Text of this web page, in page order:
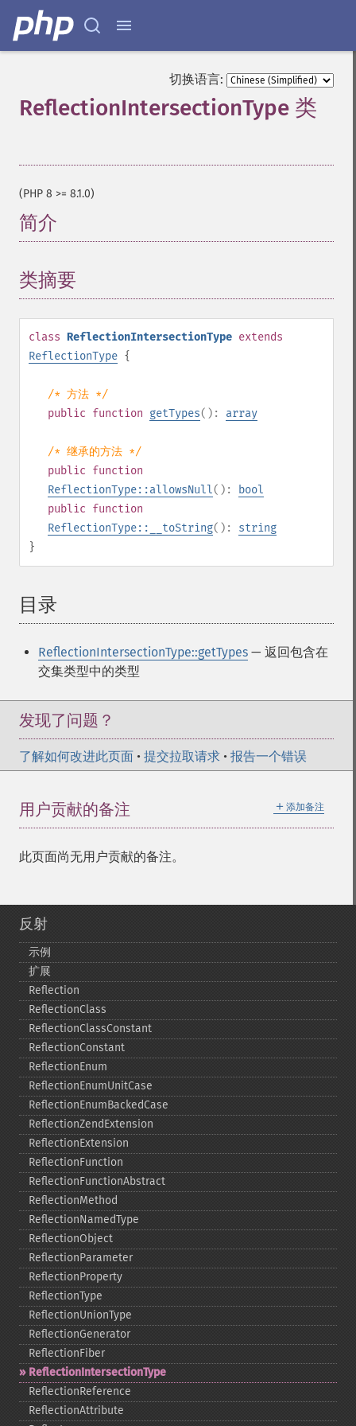
切换语言:
ReflectionIntersectionType 类
(PHP 8 >= 8.1.0)
简介
类摘要
class ReflectionIntersectionType extends
ReflectionType {
/* 方法 */
public function getTypes(): array
/* 继承的方法 */
public function
ReflectionType::allowsNull():
bool
public function
ReflectionType::__toString(): string
}
目录
ReflectionIntersectionType::getTypes — 返回包含在
交集类型中的类型
发现了问题？
了解如何改进此页面 • 提交拉取请求 • 报告一个错误
＋ 添加备注
用户贡献的备注
此页面尚无用户贡献的备注。
反射
示例
扩展
Reflection
ReflectionClass
ReflectionClassConstant
ReflectionConstant
ReflectionEnum
ReflectionEnumUnitCase
ReflectionEnumBackedCase
ReflectionZendExtension
ReflectionExtension
ReflectionFunction
ReflectionFunctionAbstract
ReflectionMethod
ReflectionNamedType
ReflectionObject
ReflectionParameter
ReflectionProperty
ReflectionType
ReflectionUnionType
ReflectionGenerator
ReflectionFiber
ReflectionIntersectionType
ReflectionReference
ReflectionAttribute